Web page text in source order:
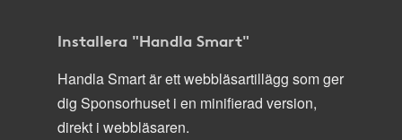
Installera "Handla Smart"
Handla Smart är ett webbläsartillägg som ger
dig Sponsorhuset i en minifierad version,
direkt i webbläsaren.